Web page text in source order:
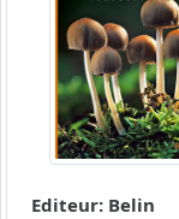
Editeur: Belin